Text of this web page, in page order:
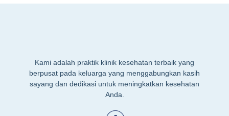
Kami adalah praktik klinik kesehatan terbaik yang
berpusat pada keluarga yang menggabungkan kasih
sayang dan dedikasi untuk meningkatkan kesehatan
Anda.